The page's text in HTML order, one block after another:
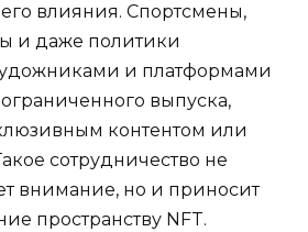
влияния. Спортсмены,
и даже политики
и платформами
выпуска,
контентом или
сотрудничество не
внимание, но и приносит
пространству NFT.